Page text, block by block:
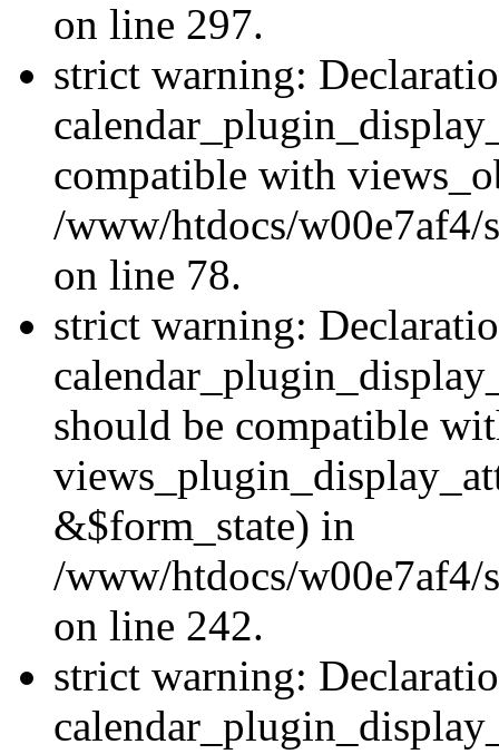
on line 297.
strict warning:
compatible with
/www/htdocs/w00e7af4/
on line 78.
strict warning:
should be compatible
&$form_state) in
/www/htdocs/w00e7af4/
on line 242.
strict warning: